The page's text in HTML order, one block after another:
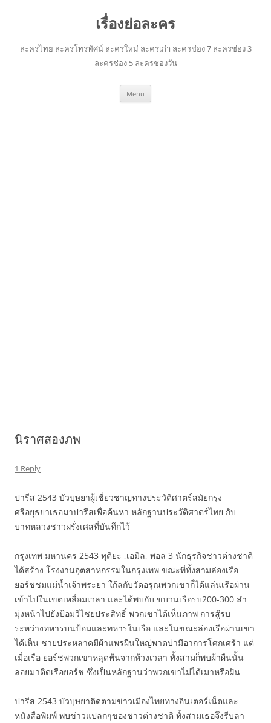
เรื่องย่อละคร
ละครไทย ละครโทรทัศน์ ละครใหม่ ละครเก่า ละครช่อง 7 ละครช่อง 3
ละครช่อง 5 ละครช่องวัน
Menu
นิราศสองภพ
1 Reply
ปารีส 2543 บัวบุษยาผู้เชี่ยวชาญทางประวัติศาตร์สมัยกรุง
ศรีอยุธยาเธอมาปารีสเพื่อค้นหา หลักฐานประวัติศาตร์ไทย กับ
บาทหลวงชาวฝรั่งเศสที่บันทึกไว้
กรุงเทพ มหานคร 2543 ทุติยะ ,เอมิล, พอล 3 นักธุรกิจชาวต่างชาติ
ได้สร้าง โรงงานอุตสาหกรรมในกรุงเทพ ขณะที่ทั้งสามล่องเรือ
ยอร์ชชมแม่น้ำเจ้าพระยา ใก้ลกับวัดอรุณพวกเขาก็ได้แล่นเรือผ่าน
เข้าไปในเขตเหลื่อมเวลา และได้พบกับ ขบวนเรือรบ200-300 ลำ
มุ่งหน้าไปยังป้อมวิไชยประสิทธิ์ พวกเขาได้เห็นภาพ การสู้รบ
ระหว่างทหารบนป้อมและทหารในเรือ และในขณะล่องเรือผ่านเขา
ได้เห็น ชายประหลาดมีผ้าแพรผืนใหญ่พาดบ่ามีอาการโศกเศร้า แต่
เมื่อเรือ ยอร์ชพวกเขาหลุดพ้นจากห้วงเวลา ทั้งสามก็พบผ้าผืนนั้น
ลอยมาติดเรือยอร์ช ซึ่งเป็นหลักฐานว่าพวกเขาไม่ได้เมาหรือฝัน
ปารีส 2543 บัวบุษยาติดตามข่าวเมืองไทยทางอินเตอร์เน็ตและ
หนังสือพิมพ์ พบข่าวแปลกๆของชาวต่างชาติ ทั้งสามเธอจึงรีบลา